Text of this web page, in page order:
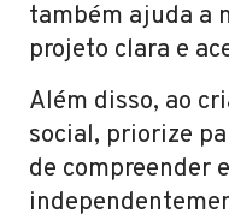
também ajuda a
projeto clara e
Além disso, ao
social, priorize
de compreender